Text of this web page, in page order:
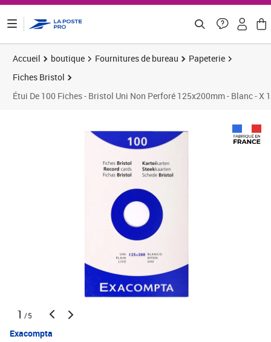
Accueil boutique Fournitures de bureau
Papeterie
Fiches Bristol
Étui De 100 Fiches - Bristol Uni Non Perforé 125x200mm - Blanc - X
1 /5
Exacompta